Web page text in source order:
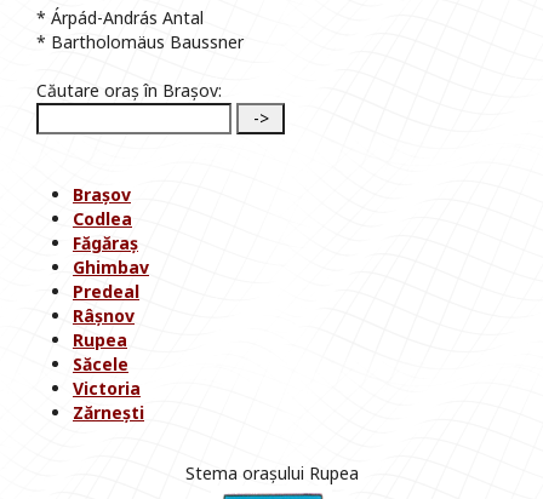
* Árpád-András Antal
* Bartholomäus Baussner
Căutare oraș în Brașov:
Brașov
Codlea
Făgăraș
Ghimbav
Predeal
Râșnov
Rupea
Săcele
Victoria
Zărnești
Stema orașului Rupea